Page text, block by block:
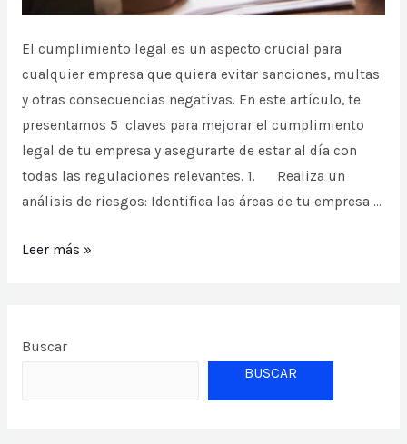
cumplimiento
normativo
El cumplimiento legal es un aspecto crucial para
cualquier empresa que quiera evitar sanciones, multas
y otras consecuencias negativas. En este artículo, te
presentamos 5 claves para mejorar el cumplimiento
legal de tu empresa y asegurarte de estar al día con
todas las regulaciones relevantes. 1. Realiza un
análisis de riesgos: Identifica las áreas de tu empresa …
5
el
Leer más »
Buscar
BUSCAR